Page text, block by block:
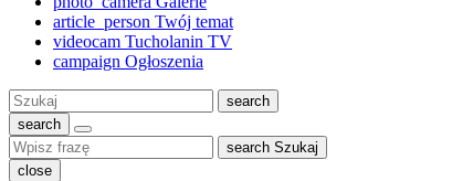
article_person Twój temat
videocam Tucholanin TV
campaign Ogłoszenia
Szukaj:
search
search
search Szukaj
close